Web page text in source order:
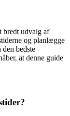
bredt udvalg af
og planlægge
den bedste
at denne guide